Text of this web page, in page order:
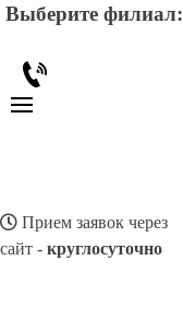
Выберите филиал:
Прием заявок через
сайт - круглосуточно